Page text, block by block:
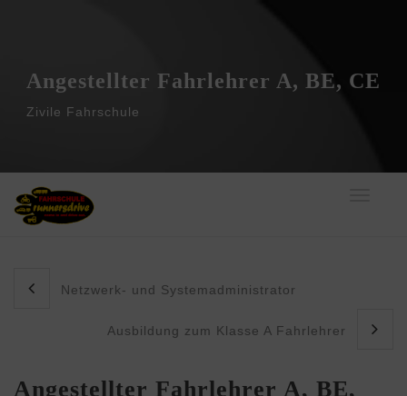
Angestellter Fahrlehrer A, BE, CE
Zivile Fahrschule
Netzwerk- und Systemadministrator
Ausbildung zum Klasse A Fahrlehrer
Angestellter Fahrlehrer A, BE,